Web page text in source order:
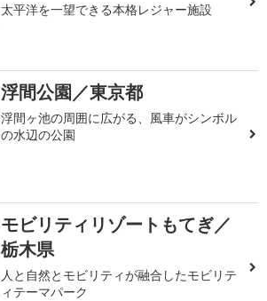
太平洋を一望できる本格レジャー施設
浮間公園／東京都
浮間ヶ池の周囲に広がる、風車がシンボル
の水辺の公園
モビリティリゾートもてぎ／
栃木県
人と自然とモビリティが融合したモビリテ
ィテーマパーク